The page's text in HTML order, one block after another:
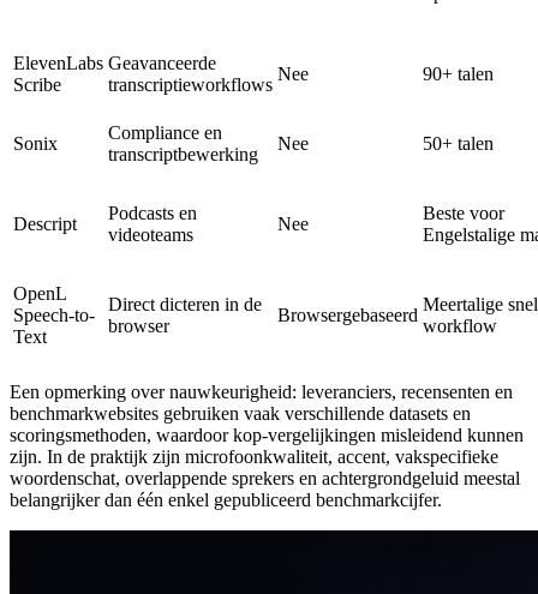
ElevenLabs
Scribe
Geavanceerde
transcriptieworkflows
Nee 90+ talen
Sonix
Compliance en
transcriptbewerking
Nee 50+ talen
Descript
Podcasts en
videoteams
Nee
Beste voor
Engelstalige
OpenL
Speech-to-
Text
Direct dicteren in de
browser
Browsergebaseerd
Meertalige
workflow
Een opmerking over nauwkeurigheid: leveranciers, recensenten en
benchmarkwebsites gebruiken vaak verschillende datasets en
scoringsmethoden, waardoor kop-vergelijkingen misleidend kunnen
zijn. In de praktijk zijn microfoonkwaliteit, accent, vakspecifieke
woordenschat, overlappende sprekers en achtergrondgeluid meestal
belangrijker dan één enkel gepubliceerd benchmarkcijfer.